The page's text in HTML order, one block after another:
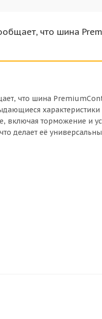
что шина
что шина
включая торможение и
делает её